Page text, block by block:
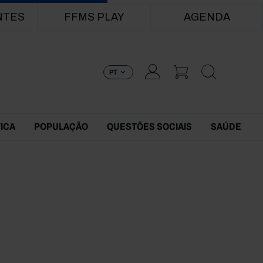
FFMS PLAY AGENDA
PT
POPULAÇÃO QUESTÕES SOCIAIS SAÚDE